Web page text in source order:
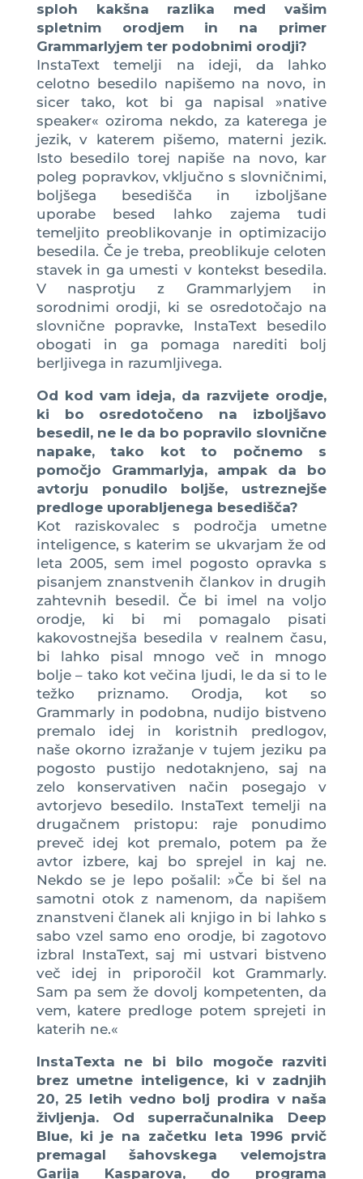
sploh kakšna razlika med vašim
spletnim orodjem in na primer
Grammarlyjem ter podobnimi orodji?
InstaText temelji na ideji, da lahko
celotno besedilo napišemo na novo, in
sicer tako, kot bi ga napisal »native
speaker« oziroma nekdo, za katerega je
jezik, v katerem pišemo, materni jezik.
Isto besedilo torej napiše na novo, kar
poleg popravkov, vključno s slovničnimi,
boljšega besedišča in izboljšane
uporabe besed lahko zajema tudi
temeljito preoblikovanje in optimizacijo
besedila. Če je treba, preoblikuje celoten
stavek in ga umesti v kontekst besedila.
V nasprotju z Grammarlyjem in
sorodnimi orodji, ki se osredotočajo na
slovnične popravke, InstaText besedilo
obogati in ga pomaga narediti bolj
berljivega in razumljivega.
Od kod vam ideja, da razvijete orodje,
ki bo osredotočeno na izboljšavo
besedil, ne le da bo popravilo slovnične
napake, tako kot to počnemo s
pomočjo Grammarlyja, ampak da bo
avtorju ponudilo boljše, ustreznejše
predloge uporabljenega besedišča?
Kot raziskovalec s področja umetne
inteligence, s katerim se ukvarjam že od
leta 2005, sem imel pogosto opravka s
pisanjem znanstvenih člankov in drugih
zahtevnih besedil. Če bi imel na voljo
orodje, ki bi mi pomagalo pisati
kakovostnejša besedila v realnem času,
bi lahko pisal mnogo več in mnogo
bolje – tako kot večina ljudi, le da si to le
težko priznamo. Orodja, kot so
Grammarly in podobna, nudijo bistveno
premalo idej in koristnih predlogov,
naše okorno izražanje v tujem jeziku pa
pogosto pustijo nedotaknjeno, saj na
zelo konservativen način posegajo v
avtorjevo besedilo. InstaText temelji na
drugačnem pristopu: raje ponudimo
preveč idej kot premalo, potem pa že
avtor izbere, kaj bo sprejel in kaj ne.
Nekdo se je lepo pošalil: »Če bi šel na
samotni otok z namenom, da napišem
znanstveni članek ali knjigo in bi lahko s
sabo vzel samo eno orodje, bi zagotovo
izbral InstaText, saj mi ustvari bistveno
več idej in priporočil kot Grammarly.
Sam pa sem že dovolj kompetenten, da
vem, katere predloge potem sprejeti in
katerih ne.«
InstaTexta ne bi bilo mogoče razviti
brez umetne inteligence, ki v zadnjih
20, 25 letih vedno bolj prodira v naša
življenja. Od superračunalnika Deep
Blue, ki je na začetku leta 1996 prvič
premagal šahovskega velemojstra
Garija Kasparova, do programa